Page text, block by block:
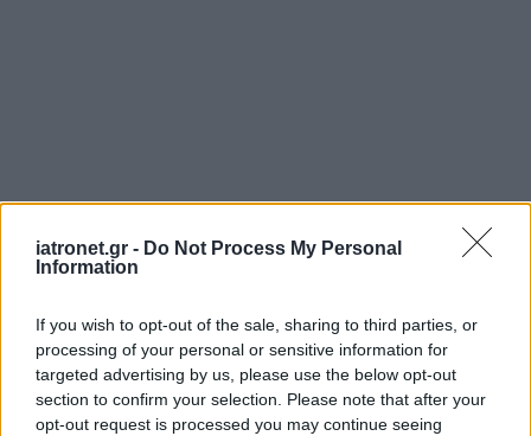
iatronet.gr - Do Not Process My Personal
Information
If you wish to opt-out of the sale, sharing to third parties, or
processing of your personal or sensitive information for
targeted advertising by us, please use the below opt-out
section to confirm your selection. Please note that after your
opt-out request is processed you may continue seeing